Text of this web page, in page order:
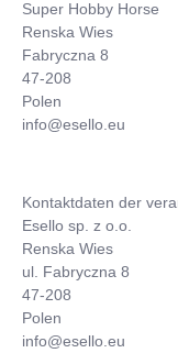
Super Hobby Horse
Renska Wies
Fabryczna 8
47-208
Polen
info@esello.eu
Kontaktdaten der
Esello sp. z o.o.
Renska Wies
ul. Fabryczna 8
47-208
Polen
info@esello.eu